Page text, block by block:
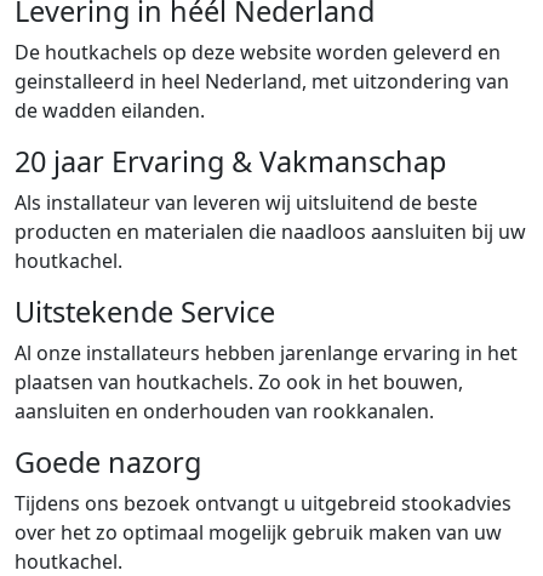
Levering in héél Nederland
De houtkachels op deze website worden geleverd en
geinstalleerd in heel Nederland, met uitzondering van
de wadden eilanden.
20 jaar Ervaring & Vakmanschap
Als installateur van leveren wij uitsluitend de beste
producten en materialen die naadloos aansluiten bij uw
houtkachel.
Uitstekende Service
Al onze installateurs hebben jarenlange ervaring in het
plaatsen van houtkachels. Zo ook in het bouwen,
aansluiten en onderhouden van rookkanalen.
Goede nazorg
Tijdens ons bezoek ontvangt u uitgebreid stookadvies
over het zo optimaal mogelijk gebruik maken van uw
houtkachel.